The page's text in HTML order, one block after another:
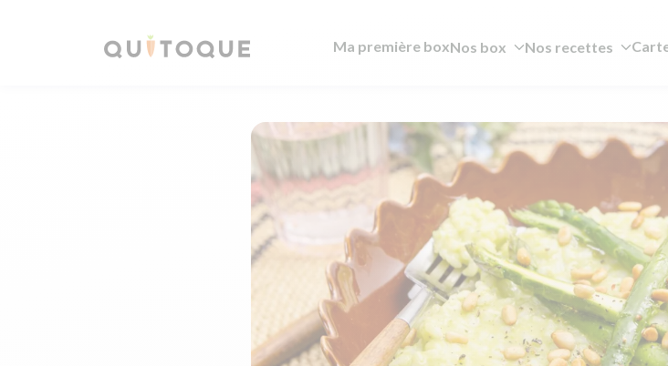
Ma première boxNos box Nos recettes